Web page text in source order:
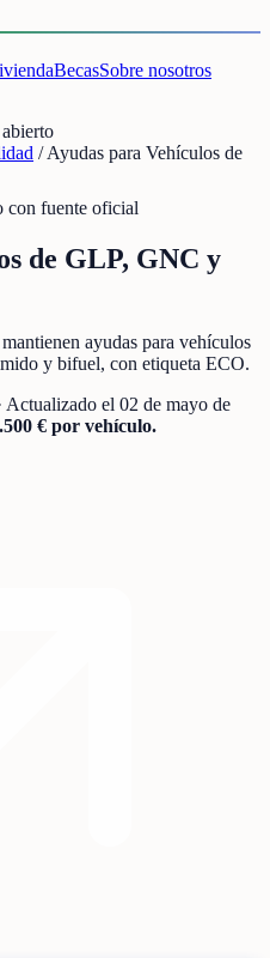
BecasSobre nosotros
/Ayudas para Vehículos de
con fuente oficial
de GLP, GNC y
ayudas para vehículos
y bifuel, con etiqueta ECO.
Actualizado el 02 de mayo de
€ por vehículo.